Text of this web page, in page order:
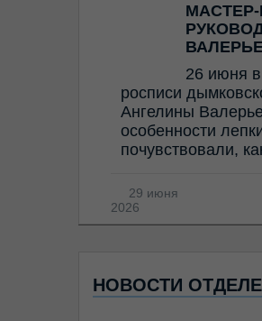
26 июня
росписи
Ангелины
особенности
почувствовали,
29 июня
2026
НОВОСТИ